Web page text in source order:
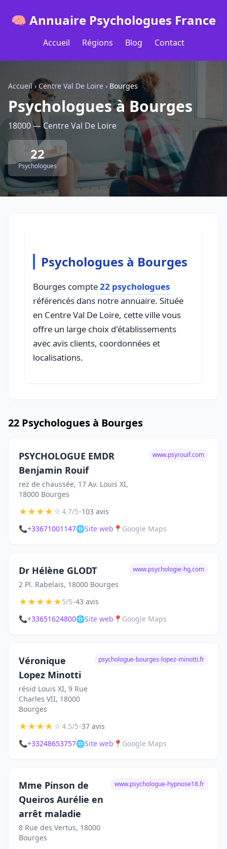
🧠 Annuaire Psychologues France
Accueil Régions Blog Contact
Accueil› Centre Val De Loire › Bourges
Psychologues à Bourges
18000 — Centre Val De Loire
22
Psychologues
Psychologues à Bourges
Bourges compte22 psychologues
référencés dans notre annuaire. Située
en Centre Val De Loire, cette ville vous
offre un large choix d'établissements
avec avis clients, coordonnées et
localisations.
22 Psychologues à Bourges
PSYCHOLOGUE EMDR
Benjamin Rouif
rez de chaussée, 17 Av. Louis XI,
18000 Bourges
www.psyrouif.com
★★★★☆4.7/5•103 avis
📞+33671001147🌐Site web 📍 Google Maps
Dr Hélène GLODT
2 Pl. Rabelais, 18000 Bourges
www.psychologie-hg.com
★★★★★5/5•43 avis
📞+33651624800🌐Site web 📍 Google Maps
Véronique
Lopez Minotti
résid Louis XI, 9 Rue
Charles VII, 18000
Bourges
psychologue-bourges-lopez-minotti.fr
★★★★☆4.5/5•37 avis
📞+33248653757🌐Site web 📍 Google Maps
Mme Pinson de
Queiros Aurélie en
arrêt maladie
8 Rue des Vertus, 18000
Bourges
www.psychologue-hypnose18.fr